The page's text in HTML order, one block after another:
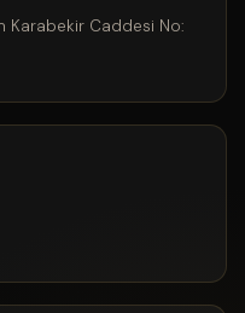
Karabekir Caddesi No: